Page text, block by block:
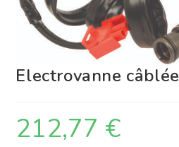
Electrovanne câblée
212,77 €